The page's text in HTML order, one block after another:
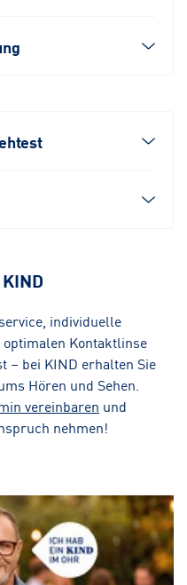
individuelle
Kontaktlinse
– bei KIND erhalten Sie
Hören und Sehen.
vereinbaren und
nehmen!